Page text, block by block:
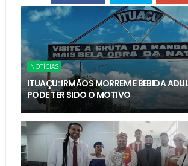
NOTÍCIAS
ITUAÇU: IRMÃOS MORREM E BEBIDA
PODE TER SIDO O MOTIVO